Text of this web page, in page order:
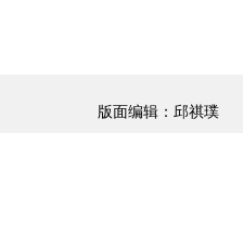
版面编辑：邱祺璞